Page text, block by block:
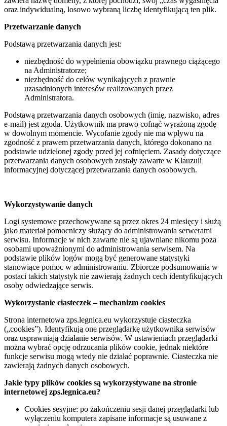
oraz indywidualną, losowo wybraną liczbę identyfikującą ten plik.
Przetwarzanie danych
Podstawą przetwarzania danych jest:
niezbędność do wypełnienia obowiązku prawnego ciążącego
na Administratorze;
niezbędność do celów wynikających z prawnie
uzasadnionych interesów realizowanych przez
Administratora.
Podstawą przetwarzania danych osobowych (imię, nazwisko, adres
e-mail) jest zgoda. Użytkownik ma prawo cofnąć wyrażoną zgodę
w dowolnym momencie. Wycofanie zgody nie ma wpływu na
zgodność z prawem przetwarzania danych, którego dokonano na
podstawie udzielonej zgody przed jej cofnięciem. Zasady dotyczące
przetwarzania danych osobowych zostały zawarte w Klauzuli
informacyjnej dotyczącej przetwarzania danych osobowych.
Wykorzystywanie danych
Logi systemowe przechowywane są przez okres 24 miesięcy i służą
jako materiał pomocniczy służący do administrowania serwerami
serwisu. Informacje w nich zawarte nie są ujawniane nikomu poza
osobami upoważnionymi do administrowania serwisem. Na
podstawie plików logów mogą być generowane statystyki
stanowiące pomoc w administrowaniu. Zbiorcze podsumowania w
postaci takich statystyk nie zawierają żadnych cech identyfikujących
osoby odwiedzające serwis.
Wykorzystanie ciasteczek – mechanizm cookies
Strona internetowa zps.legnica.eu wykorzystuje ciasteczka
(„cookies”). Identyfikują one przeglądarkę użytkownika serwisów
oraz usprawniają działanie serwisów. W ustawieniach przeglądarki
można wybrać opcję odrzucania plików cookie, jednak niektóre
funkcje serwisu mogą wtedy nie działać poprawnie. Ciasteczka nie
zawierają żadnych danych osobowych.
Jakie typy plików cookies są wykorzystywane na stronie
internetowej zps.legnica.eu?
Cookies sesyjne: po zakończeniu sesji danej przeglądarki lub
wyłączeniu komputera zapisane informacje są usuwane z